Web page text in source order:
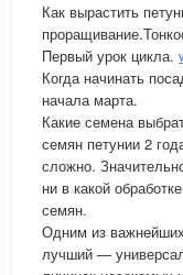
Как вырастить
Первый урок цикла.
Когда начинать
начала марта.
Какие семена
семян петунии 2
сложно.
ни в какой
семян.
Одним из
лучший —